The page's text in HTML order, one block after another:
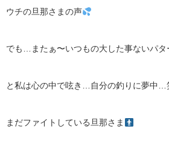
ウチの旦那さまの声
でも…またぁ〜いつもの大した事ないパタ
と私は心の中で呟き…自分の釣りに夢中…
まだファイトしている旦那さま